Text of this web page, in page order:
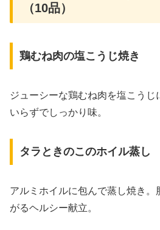
（10品）
鶏むね肉の塩こうじ焼き
ジューシーな鶏むね肉を塩こう
いらずでしっかり味。
タラときのこのホイル蒸し
アルミホイルに包んで蒸し焼き。
がるヘルシー献立。